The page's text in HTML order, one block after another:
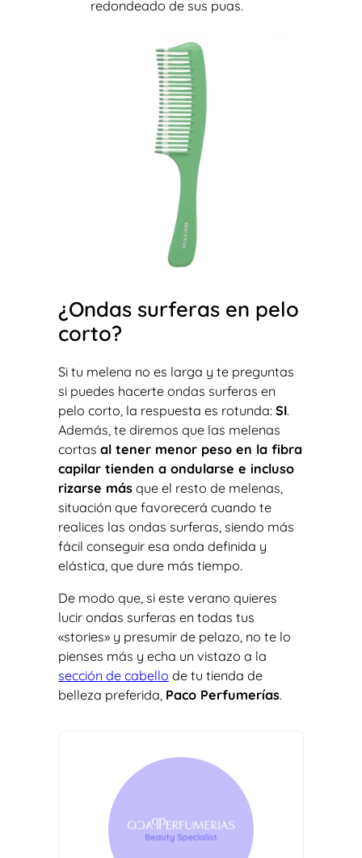
redondeado de sus puas.
¿Ondas surferas en pelo
corto?
Si tu melena no es larga y te preguntas
si puedes hacerte ondas surferas en
pelo corto, la respuesta es rotunda: SI.
Además, te diremos que las melenas
cortas al tener menor peso en la fibra
capilar tienden a ondularse e incluso
rizarse más que el resto de melenas,
situación que favorecerá cuando te
realices las ondas surferas, siendo más
fácil conseguir esa onda definida y
elástica, que dure más tiempo.
De modo que, si este verano quieres
lucir ondas surferas en todas tus
«stories» y presumir de pelazo, no te lo
pienses más y echa un vistazo a la
sección de cabello de tu tienda de
belleza preferida, Paco Perfumerías.